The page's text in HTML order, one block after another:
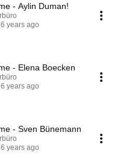
- Aylin Duman!
6 years ago
- Elena Boecken
6 years ago
- Sven Bünemann
6 years ago